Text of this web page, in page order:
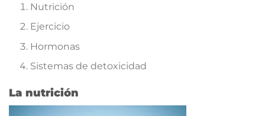
Nutrición
Ejercicio
Hormonas
Sistemas de detoxicidad
La nutrición